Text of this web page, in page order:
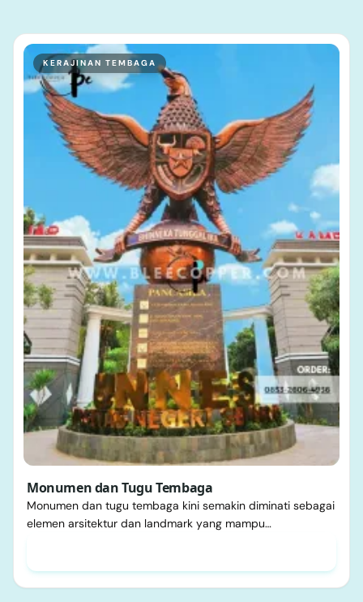
KERAJINAN TEMBAGA
Monumen dan Tugu Tembaga
Monumen dan tugu tembaga kini semakin diminati sebagai
elemen arsitektur dan landmark yang mampu…